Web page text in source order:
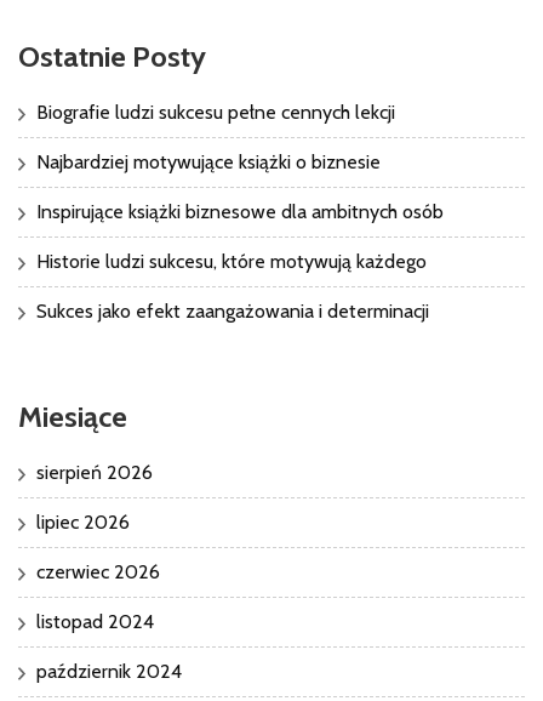
Ostatnie Posty
Biografie ludzi sukcesu pełne cennych lekcji
Najbardziej motywujące książki o biznesie
Inspirujące książki biznesowe dla ambitnych osób
Historie ludzi sukcesu, które motywują każdego
Sukces jako efekt zaangażowania i determinacji
Miesiące
sierpień 2026
lipiec 2026
czerwiec 2026
listopad 2024
październik 2024